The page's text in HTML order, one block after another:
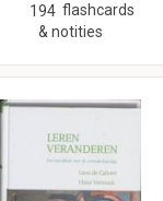
194 flashcards
& notities